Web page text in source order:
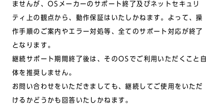
ませんが、OSメーカーのサポート終了及びネットセキュリ
ティ上の観点から、動作保証はいたしかねます。よって、操
作手順のご案内やエラー対処等、全てのサポート対応が終了
となります。
継続サポート期間終了後は、そのOSでご利用いただくこと自
体を推奨しません。
お問い合わせをいただきましても、継続してご使用をいただ
けるかどうかも回答いたしかねます。